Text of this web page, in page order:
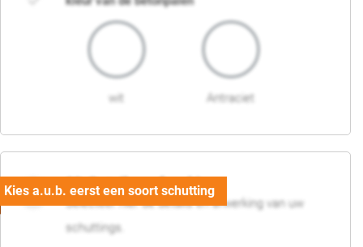
wit Antraciet
03. Detail en afwerking
Selecteer hier de details en afwerking van uw
schuttings.